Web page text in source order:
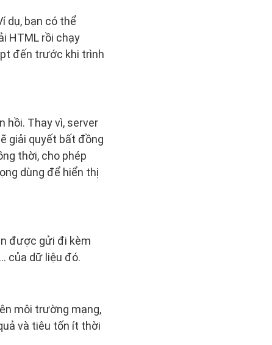
dụ, bạn có thể
HTML rồi chạy
đến trước khi trình
hồi. Thay vì, server
giải quyết bất đồng
thời, cho phép
dùng để hiển thị
được gửi đi kèm
của dữ liệu đó.
môi trường mạng,
và tiêu tốn ít thời